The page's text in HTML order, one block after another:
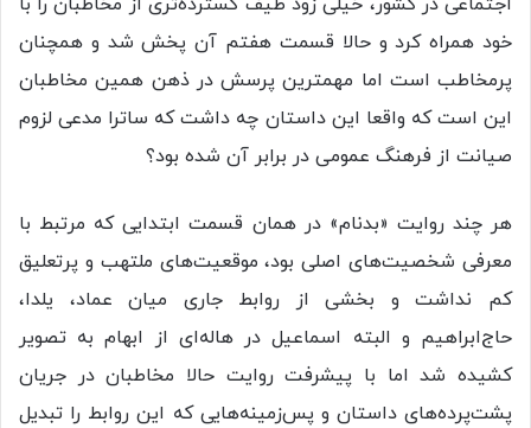
خود همراه کرد و حالا قسمت هفتم آن پخش شد و همچنان
پرمخاطب است اما مهمترین پرسش در ذهن همین مخاطبان
این است که واقعا این داستان چه داشت که ساترا مدعی لزوم
صیانت از فرهنگ عمومی در برابر آن شده بود؟
هر چند روایت «بدنام» در همان قسمت ابتدایی که مرتبط با
معرفی شخصیت‌های اصلی بود، موقعیت‌های ملتهب و پرتعلیق
کم نداشت و بخشی از روابط جاری میان عماد، یلدا،
حاج‌ابراهیم و البته اسماعیل در هاله‌ای از ابهام به تصویر
کشیده شد اما با پیشرفت روایت حالا مخاطبان در جریان
پشت‌پرده‌های داستان و پس‌زمینه‌هایی که این روابط را تبدیل